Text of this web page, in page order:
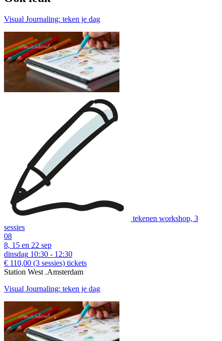
Nederlandstalige bon|English voucher
Voorbeelden van muziekworkshops (diverse prijzen):
Visual Journaling: teken je dag
tekenen workshop, 3
sessies
08
8, 15 en 22 sep
dinsdag 10:30 - 12:30
€ 110,00 (3 sessies) tickets
Station West .Amsterdam
Visual Journaling: teken je dag